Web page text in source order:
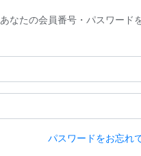
あなたの会員番号・パスワード
パスワードをお忘れ